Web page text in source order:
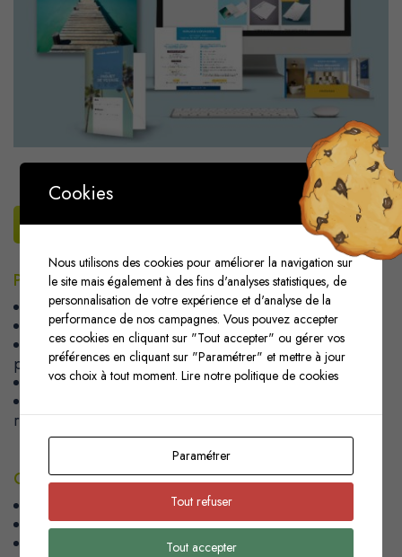
LES SOLUTIONS JÉNOME
Plateforme web to print comprenant
Mise en ligne de produits personnalisés
Banque d’images personnalisée
Affichage dynamique des catégories de produit
personnalisable selon le type de compte connecté
Module de prise de brief en ligne
régionale
Conseil en fabrication
Façonnage
Cookies
Nous utilisons des cookies pour améliorer la navigation sur
le site mais également à des fins d'analyses statistiques, de
personnalisation de votre expérience et d'analyse de la
performance de nos campagnes. Vous pouvez accepter
ces cookies en cliquant sur "Tout accepter" ou gérer vos
préférences en cliquant sur "Paramétrer" et mettre à jour
vos choix à tout moment.Lire notre politique de cookies
Paramétrer
Tout refuser
Tout accepter